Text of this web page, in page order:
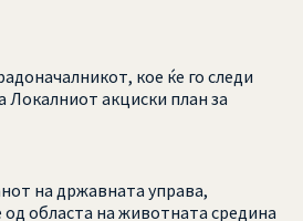
кое ќе го следи
акциски план за
на државната управа,
областа на животната средина